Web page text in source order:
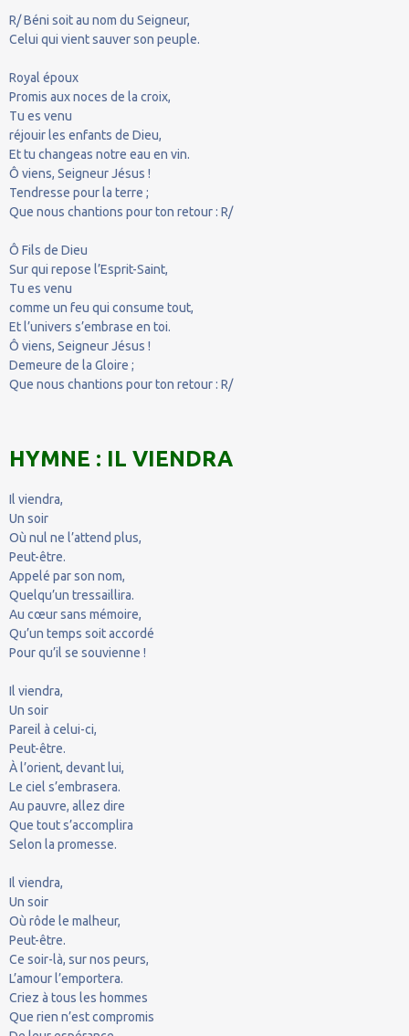
R/ Béni soit au nom du Seigneur,
Celui qui vient sauver son peuple.
Royal époux
Promis aux noces de la croix,
Tu es venu
réjouir les enfants de Dieu,
Et tu changeas notre eau en vin.
Ô viens, Seigneur Jésus !
Tendresse pour la terre ;
Que nous chantions pour ton retour : R/
Ô Fils de Dieu
Sur qui repose l’Esprit-Saint,
Tu es venu
comme un feu qui consume tout,
Et l’univers s’embrase en toi.
Ô viens, Seigneur Jésus !
Demeure de la Gloire ;
Que nous chantions pour ton retour : R/
HYMNE : IL VIENDRA
Il viendra,
Un soir
Où nul ne l’attend plus,
Peut-être.
Appelé par son nom,
Quelqu’un tressaillira.
Au cœur sans mémoire,
Qu’un temps soit accordé
Pour qu’il se souvienne !
Il viendra,
Un soir
Pareil à celui-ci,
Peut-être.
À l’orient, devant lui,
Le ciel s’embrasera.
Au pauvre, allez dire
Que tout s’accomplira
Selon la promesse.
Il viendra,
Un soir
Où rôde le malheur,
Peut-être.
Ce soir-là, sur nos peurs,
L’amour l’emportera.
Criez à tous les hommes
Que rien n’est compromis